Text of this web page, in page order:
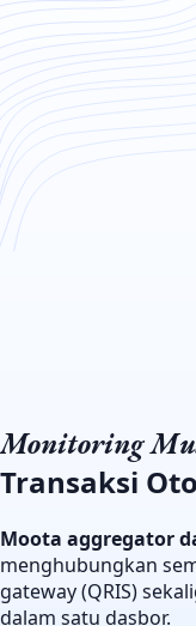
Monitoring
Transaksi
Moota aggregator
menghubungkan
gateway (QRIS)
dalam satu dasbor.